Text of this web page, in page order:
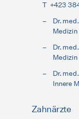
T +423
Dr.
Medizin
Dr.
Medizin
Dr.
Innere
Zahnärzte